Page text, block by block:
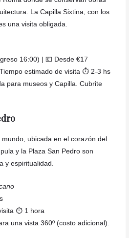
La Capilla Sixtina, con los
una visita obligada.
16:00) | 💶 Desde €17
Tiempo estimado de visita ⏱️ 2-3 hs
para museos y Capilla. Cubrite
ubicada en el corazón del
y la Plaza San Pedro son
y espiritualidad.
⏱️ 1 hora
una vista 360º (costo adicional).